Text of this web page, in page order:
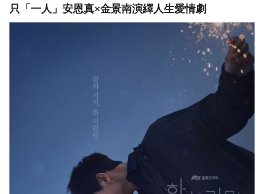
只「一人」安恩真×金景南演繹人生愛情劇